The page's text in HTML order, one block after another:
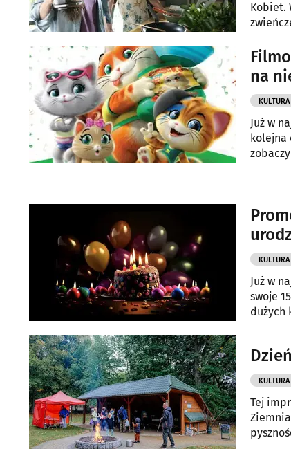
Kobiet.
na
Już w
kolejna
Już w
swoje
dużych
Tej